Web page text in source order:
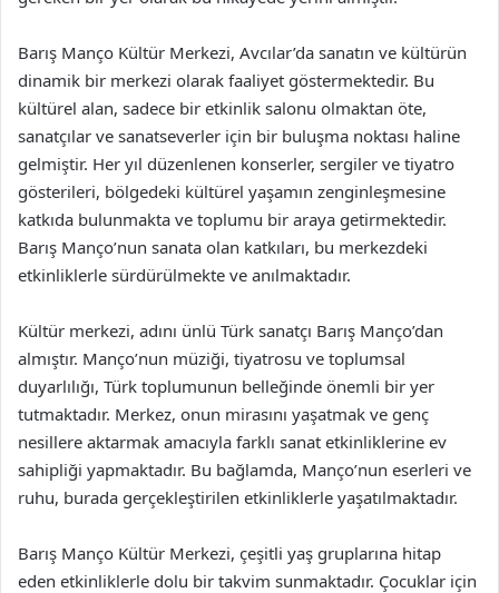
Barış Manço Kültür Merkezi, Avcılar’da sanatın ve kültürün
dinamik bir merkezi olarak faaliyet göstermektedir. Bu
kültürel alan, sadece bir etkinlik salonu olmaktan öte,
sanatçılar ve sanatseverler için bir buluşma noktası haline
gelmiştir. Her yıl düzenlenen konserler, sergiler ve tiyatro
gösterileri, bölgedeki kültürel yaşamın zenginleşmesine
katkıda bulunmakta ve toplumu bir araya getirmektedir.
Barış Manço’nun sanata olan katkıları, bu merkezdeki
etkinliklerle sürdürülmekte ve anılmaktadır.
Kültür merkezi, adını ünlü Türk sanatçı Barış Manço’dan
almıştır. Manço’nun müziği, tiyatrosu ve toplumsal
duyarlılığı, Türk toplumunun belleğinde önemli bir yer
tutmaktadır. Merkez, onun mirasını yaşatmak ve genç
nesillere aktarmak amacıyla farklı sanat etkinliklerine ev
sahipliği yapmaktadır. Bu bağlamda, Manço’nun eserleri ve
ruhu, burada gerçekleştirilen etkinliklerle yaşatılmaktadır.
Barış Manço Kültür Merkezi, çeşitli yaş gruplarına hitap
eden etkinliklerle dolu bir takvim sunmaktadır. Çocuklar için